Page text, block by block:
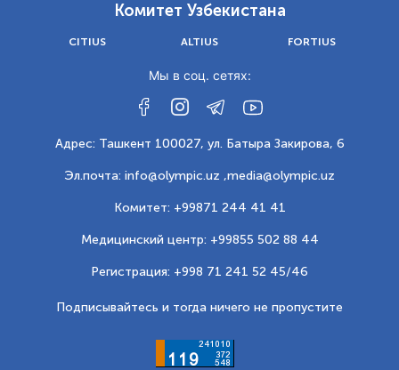
Комитет Узбекистана
CITIUS ALTIUS FORTIUS
Мы в соц. сетях:
Адрес: Ташкент 100027, ул. Батыра Закирова, 6
Эл.почта: info@olympic.uz ,media@olympic.uz
Комитет: +99871 244 41 41
Медицинский центр: +99855 502 88 44
Регистрация: +998 71 241 52 45/46
Подписывайтесь и тогда ничего не пропустите